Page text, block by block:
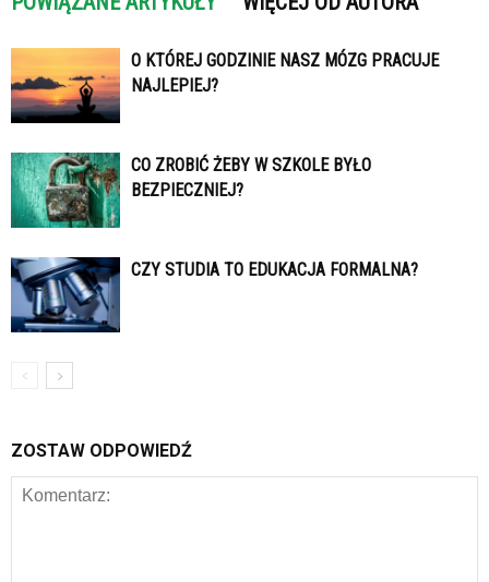
O KTÓREJ GODZINIE NASZ MÓZG PRACUJE
NAJLEPIEJ?
CO ZROBIĆ ŻEBY W SZKOLE BYŁO
BEZPIECZNIEJ?
CZY STUDIA TO EDUKACJA FORMALNA?
ZOSTAW ODPOWIEDŹ